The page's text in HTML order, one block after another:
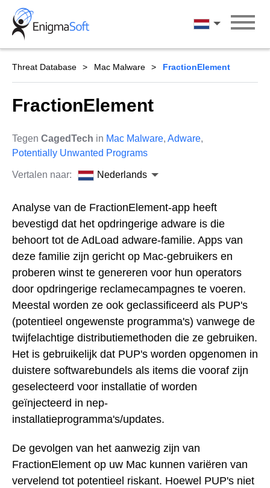
Skip
content
Nederlands
Threat Database Mac Malware FractionElement
FractionElement
Tegen CagedTech in Mac Malware, Adware,
Potentially Unwanted Programs
Vertalen naar: Nederlands
Analyse van de FractionElement-app heeft
bevestigd dat het opdringerige adware is die
behoort tot de AdLoad adware-familie. Apps van
deze familie zijn gericht op Mac-gebruikers en
proberen winst te genereren voor hun operators
door opdringerige reclamecampagnes te voeren.
Meestal worden ze ook geclassificeerd als PUP's
(potentieel ongewenste programma's) vanwege de
twijfelachtige distributiemethoden die ze gebruiken.
Het is gebruikelijk dat PUP's worden opgenomen in
duistere softwarebundels als items die vooraf zijn
geselecteerd voor installatie of worden
geïnjecteerd in nep-
installatieprogramma's/updates.
De gevolgen van het aanwezig zijn van
FractionElement op uw Mac kunnen variëren van
vervelend tot potentieel riskant. Hoewel PUP's niet